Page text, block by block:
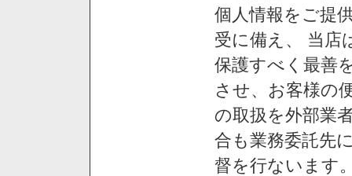
個人情報をご提
受に備え、 当店
保護すべく最善
させ、お客様の
の取扱を外部業
合も業務委託先
督を行ないます